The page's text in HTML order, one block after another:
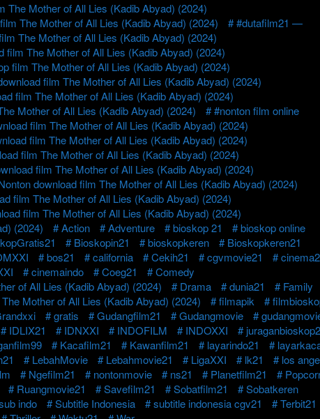
The Mother of All Lies (Kadib Abyad) (2024)
The Mother of All Lies (Kadib Abyad) (2024)
#dutafilm21 —
The Mother of All Lies (Kadib Abyad) (2024)
film The Mother of All Lies (Kadib Abyad) (2024)
film The Mother of All Lies (Kadib Abyad) (2024)
film The Mother of All Lies (Kadib Abyad) (2024)
film The Mother of All Lies (Kadib Abyad) (2024)
Mother of All Lies (Kadib Abyad) (2024)
#nonton film online
film The Mother of All Lies (Kadib Abyad) (2024)
film The Mother of All Lies (Kadib Abyad) (2024)
film The Mother of All Lies (Kadib Abyad) (2024)
film The Mother of All Lies (Kadib Abyad) (2024)
download film The Mother of All Lies (Kadib Abyad) (2024)
film The Mother of All Lies (Kadib Abyad) (2024)
film The Mother of All Lies (Kadib Abyad) (2024)
(2024)
Action Adventure bioskop 21
bioskop online
Bioskopin21 bioskopkeren
Bioskopkeren21
bos21 california Cekih21 cgvmovie21
cinemaindo Coeg21
Comedy
of All Lies (Kadib Abyad) (2024)
Drama dunia21
Family
Mother of All Lies (Kadib Abyad) (2024) filmapik
gratis Gudangfilm21 Gudangmovie
IDLIX21 IDNXXI INDOFILM INDOXXI
Kacafilm21 Kawanfilm21 layarindo21
LebahMovie Lebahmovie21 LigaXXI lk21
los
Ngefilm21 nontonmovie ns21 Planetfilm21
Ruangmovie21 Savefilm21 Sobatfilm21
Sobatkeren
indo Subtitle Indonesia subtitle indonesia cgv21
Terbit21